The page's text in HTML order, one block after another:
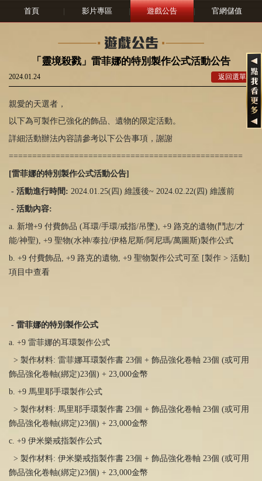
首頁 | 影片專區 | 遊戲公告 | 官網儲值
「靈境殺戮」雷菲娜的特別製作公式活動公告
2024.01.24 返回選單
親愛的天選者，
以下為可製作已強化的飾品、遺物的限定活動。
詳細活動辦法內容請參考以下公告事項，謝謝
==================================================
[雷菲娜的特別製作公式活動公告]
- 活動進行時間 : 2024.01.25(四) 維護後~ 2024.02.22(四) 維護前
- 活動內容:
a. 新增+9 付費飾品 (耳環/手環/戒指/吊墜), +9 路克的遺物( 鬥志/才
能/神聖), +9 聖物(水神/泰拉/伊格尼斯/阿尼瑪/萬圖斯)製作公式
b. +9 付費飾品, +9 路克的遺物, +9 聖物製作公式可至 [製作> 活動]
項目中查看
- 雷菲娜的特別製作公式
a. +9 雷菲娜的耳環製作公式
> 製作材料: 雷菲娜耳環製作書23個 + 飾品強化卷軸 23個 (或可用
飾品強化卷軸(綁定)23個) + 23,000金幣
b. +9 馬里耶手環製作公式
> 製作材料: 馬里耶手環製作書23個 + 飾品強化卷軸 23個 (或可用
飾品強化卷軸(綁定)23個) + 23,000金幣
c. +9 伊米樂戒指製作公式
> 製作材料: 伊米樂戒指製作書23個 + 飾品強化卷軸 23個 (或可用
飾品強化卷軸(綁定)23個) + 23,000金幣